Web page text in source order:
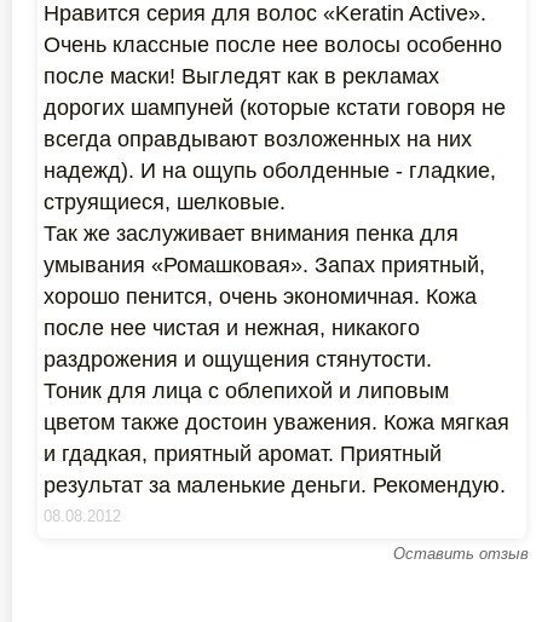
Нравится серия для волос «Keratin Active».
Очень классные после нее волосы особенно
после маски! Выгледят как в рекламах
дорогих шампуней (которые кстати говоря не
всегда оправдывают возложенных на них
надежд). И на ощупь оболденные - гладкие,
струящиеся, шелковые.
Так же заслуживает внимания пенка для
умывания «Ромашковая». Запах приятный,
хорошо пенится, очень экономичная. Кожа
после нее чистая и нежная, никакого
раздрожения и ощущения стянутости.
Тоник для лица с облепихой и липовым
цветом также достоин уважения. Кожа мягкая
и гдадкая, приятный аромат. Приятный
результат за маленькие деньги. Рекомендую.
08.08.2012
Оставить отзыв